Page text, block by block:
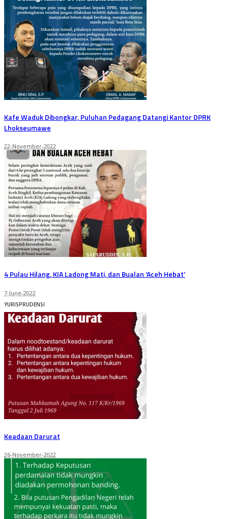
Kafe Waduk Dibongkar, Puluhan Pedagang Datangi Kantor DPRK
Lhokseumawe
22-November-2022
4 Pulau Hilang, KIA Ladong Mati, dan Bualan ‘Aceh Hebat’
7-June-2022
YURISPRUDENSI
Keadaan Darurat
26-November-2022